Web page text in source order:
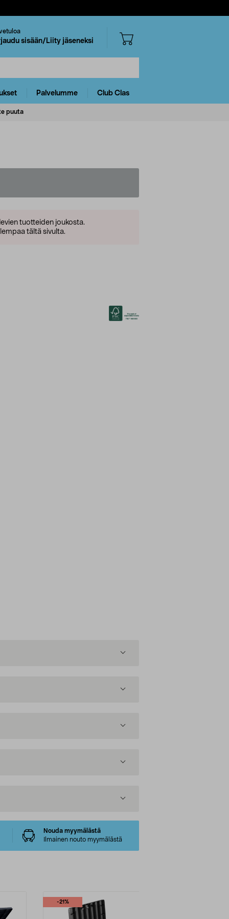
sisään/Liity jäseneksi
Palvelumme Club Clas
puuta
tuotteiden joukosta.
tältä sivulta.
Nouda myymälästä
Ilmainen nouto myymälästä
-21%